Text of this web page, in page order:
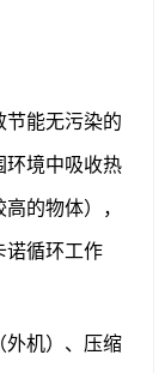
节能无污染的
环境中吸收热
的物体），
诺循环工作
外机）、压缩